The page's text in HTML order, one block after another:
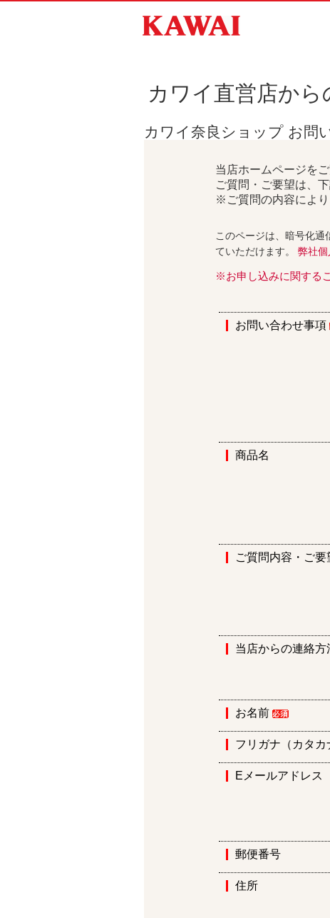
カワイ直営店か
カワイ奈良ショップ お問
当店ホームページを
ご質問・ご要望は、
※ご質問の内容により
このページは、暗号化
ていただけます。 弊社
※お申し込みに関する
お問い合わせ事項
商品名
ご質問内容・ご要
当店からの連絡方
お名前
フリガナ（カタカ
Eメールアドレス
郵便番号
住所